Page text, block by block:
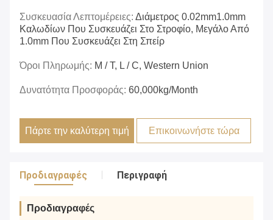
Συσκευασία Λεπτομέρειες: Διάμετρος 0.02mm1.0mm
Καλωδίων Που Συσκευάζει Στο Στροφίο, Μεγάλο Από
1.0mm Που Συσκευάζει Στη Σπείρ
Όροι Πληρωμής: Μ / Τ, L / C, Western Union
Δυνατότητα Προσφοράς: 60,000kg/Month
Πάρτε την καλύτερη τιμή Επικοινωνήστε τώρα
Προδιαγραφές Περιγραφή
Προδιαγραφές